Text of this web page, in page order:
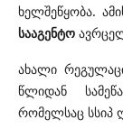
ხელშეწყობა.
სააგენტო
ახალი
წლიდან
რომელსაც სსიპ